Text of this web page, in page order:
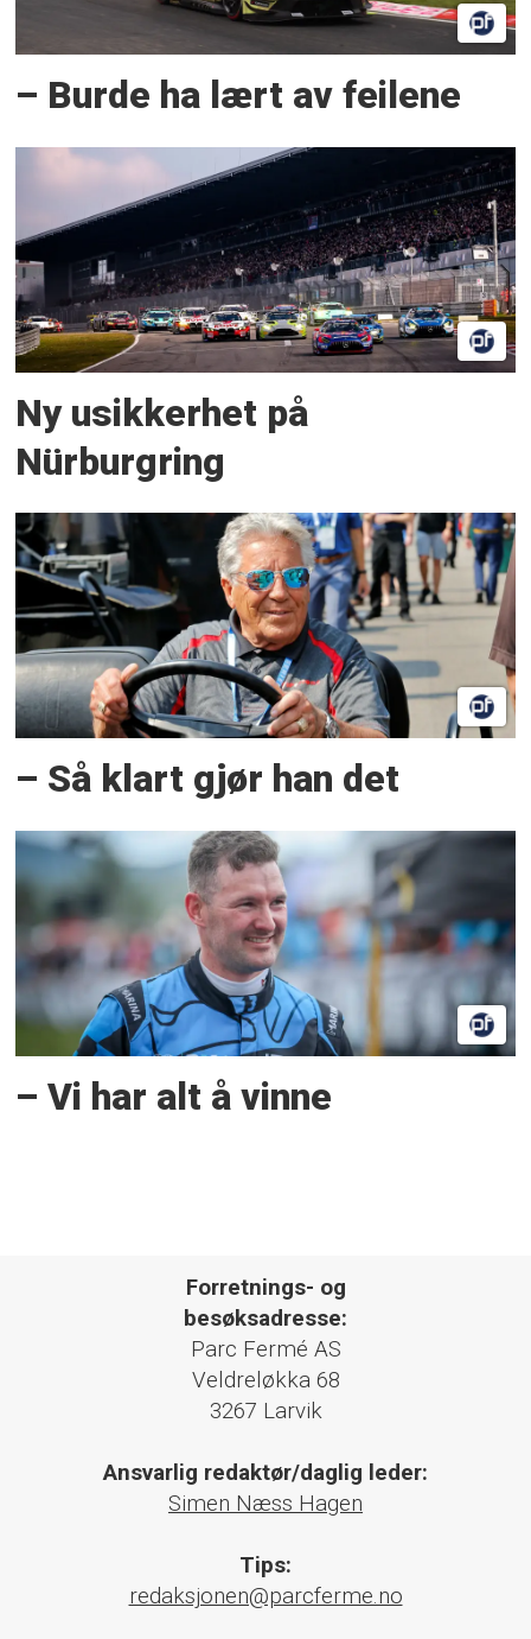
– Burde ha lært av feilene
Ny usikkerhet på
Nürburgring
– Så klart gjør han det
– Vi har alt å vinne
Forretnings- og
besøksadresse:
Parc Fermé AS
Veldreløkka 68
3267 Larvik
Ansvarlig redaktør/daglig leder:
Simen Næss Hagen
Tips:
redaksjonen@parcferme.no